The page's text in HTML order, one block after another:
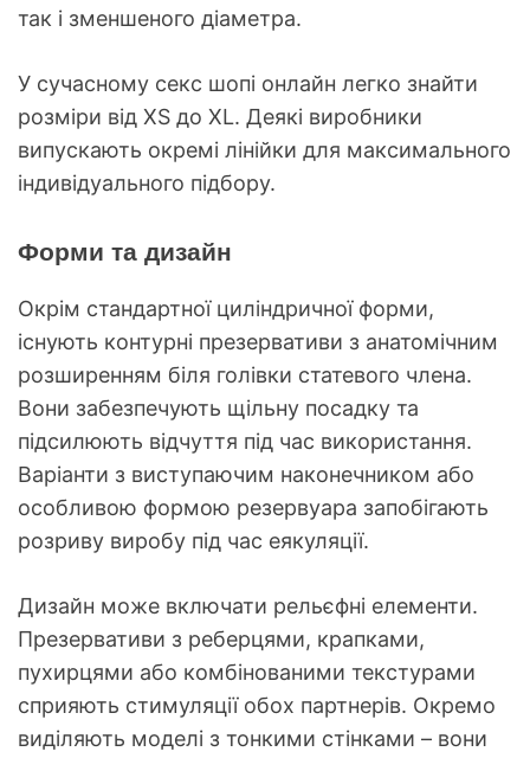
так і зменшеного діаметра.
У сучасному секс шопі онлайн легко знайти
розміри від XS до XL. Деякі виробники
випускають окремі лінійки для максимального
індивідуального підбору.
Форми та дизайн
Окрім стандартної циліндричної форми,
існують контурні презервативи з анатомічним
розширенням біля голівки статевого члена.
Вони забезпечують щільну посадку та
підсилюють відчуття під час використання.
Варіанти з виступаючим наконечником або
особливою формою резервуара запобігають
розриву виробу під час еякуляції.
Дизайн може включати рельєфні елементи.
Презервативи з реберцями, крапками,
пухирцями або комбінованими текстурами
сприяють стимуляції обох партнерів. Окремо
виділяють моделі з тонкими стінками – вони